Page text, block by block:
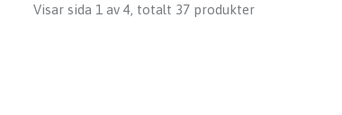
Visar sida 1 av 4, totalt 37 produkter